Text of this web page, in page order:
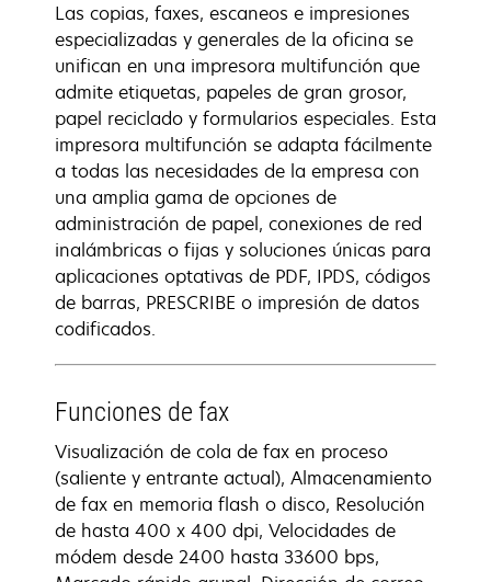
Las copias, faxes, escaneos e impresiones
especializadas y generales de la oficina se
unifican en una impresora multifunción que
admite etiquetas, papeles de gran grosor,
papel reciclado y formularios especiales. Esta
impresora multifunción se adapta fácilmente
a todas las necesidades de la empresa con
una amplia gama de opciones de
administración de papel, conexiones de red
inalámbricas o fijas y soluciones únicas para
aplicaciones optativas de PDF, IPDS, códigos
de barras, PRESCRIBE o impresión de datos
codificados.
Funciones de fax
Visualización de cola de fax en proceso
(saliente y entrante actual), Almacenamiento
de fax en memoria flash o disco, Resolución
de hasta 400 x 400 dpi, Velocidades de
módem desde 2400 hasta 33600 bps,